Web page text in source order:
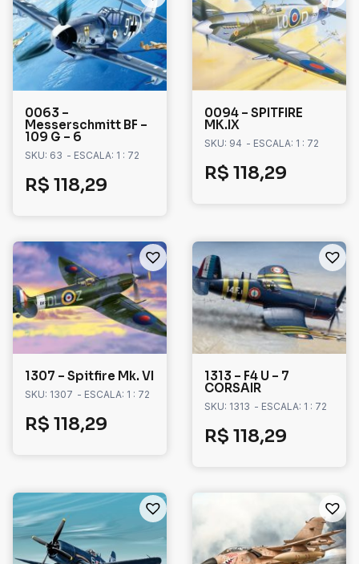
0063 –
Messerschmitt BF –
109 G – 6
SKU: 63 - ESCALA: 1 : 72
R$ 118,29
0094 – SPITFIRE
MK.IX
SKU: 94 - ESCALA: 1 : 72
R$ 118,29
1307 – Spitfire Mk. VI
SKU: 1307 - ESCALA: 1 : 72
R$ 118,29
1313 – F4 U – 7
CORSAIR
SKU: 1313 - ESCALA: 1 : 72
R$ 118,29